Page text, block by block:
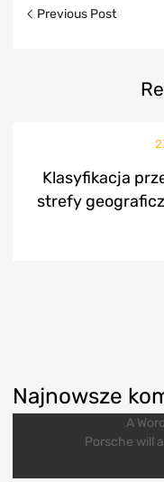
Previous Post
Klasyfikacja
strefy
Najnowsze
A
Porsche will